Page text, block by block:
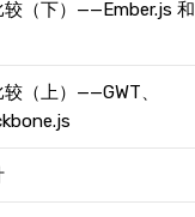
（下）——Ember.js 和
（上）——GWT、